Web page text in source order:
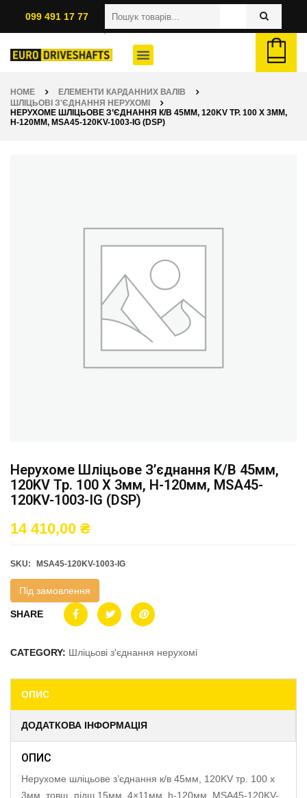
099 491 17 77
HOME
ЕЛЕМЕНТИ КАРДАННИХ ВАЛІВ
ШЛІЦЬОВІ З'ЄДНАННЯ НЕРУХОМІ
НЕРУХОМЕ ШЛІЦЬОВЕ З’ЄДНАННЯ К/В 45ММ, 120KV ТР. 100 X 3ММ,
H-120ММ, MSA45-120KV-1003-IG (DSP)
Нерухоме Шліцьове З’єднання К/в 45мм,
120KV Тр. 100 X 3мм, H-120мм, MSA45-
120KV-1003-IG (DSP)
14 410,00 ₴
SKU: MSA45-120KV-1003-IG
Під замовлення
SHARE
CATEGORY: Шліцьові з'єднання нерухомі
ОПИС
ДОДАТКОВА ІНФОРМАЦІЯ
ОПИС
Нерухоме шліцьове з’єднання к/в 45мм, 120KV тр. 100 x
3мм, товщ. підш 15мм, 4×11мм, h-120мм, MSA45-120KV-